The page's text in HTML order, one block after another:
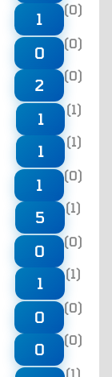
1
(0)
0
(0)
2
(0)
1
(1)
1
(1)
1
(0)
5
(1)
0
(0)
1
(1)
0
(0)
0
(0)
(1)